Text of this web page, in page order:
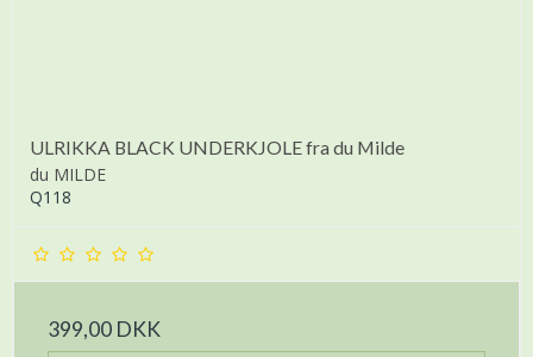
ULRIKKA BLACK UNDERKJOLE fra du Milde
du MILDE
Q118
399,00 DKK